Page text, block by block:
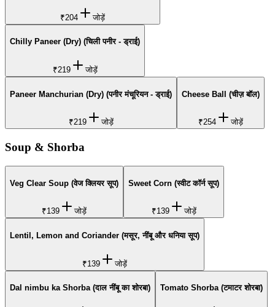
₹204 जोड़ें
Chilly Paneer (Dry) (चिली पनीर - ड्राई)
₹219 जोड़ें
Paneer Manchurian (Dry) (पनीर मंचूरियन - ड्राई)
₹219 जोड़ें
Cheese Ball (चीज़ बॉल)
₹254 जोड़ें
Soup & Shorba
Veg Clear Soup (वेज क्लियर सूप)
₹139 जोड़ें
Sweet Corn (स्वीट कॉर्न सूप)
₹139 जोड़ें
Lentil, Lemon and Coriander (मसूर, नींबू और धनिया सूप)
₹139 जोड़ें
Dal nimbu ka Shorba (दाल नींबू का शोरबा) Tomato Shorba (टमाटर शोरबा)